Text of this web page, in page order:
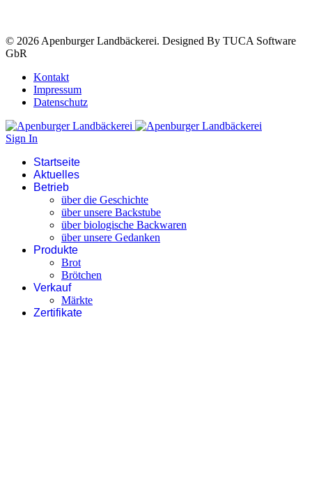
© 2026 Apenburger Landbäckerei. Designed By TUCA Software
GbR
Kontakt
Impressum
Datenschutz
Sign In
Startseite
Aktuelles
Betrieb
über die Geschichte
über unsere Backstube
über biologische Backwaren
über unsere Gedanken
Produkte
Brot
Brötchen
Verkauf
Märkte
Zertifikate